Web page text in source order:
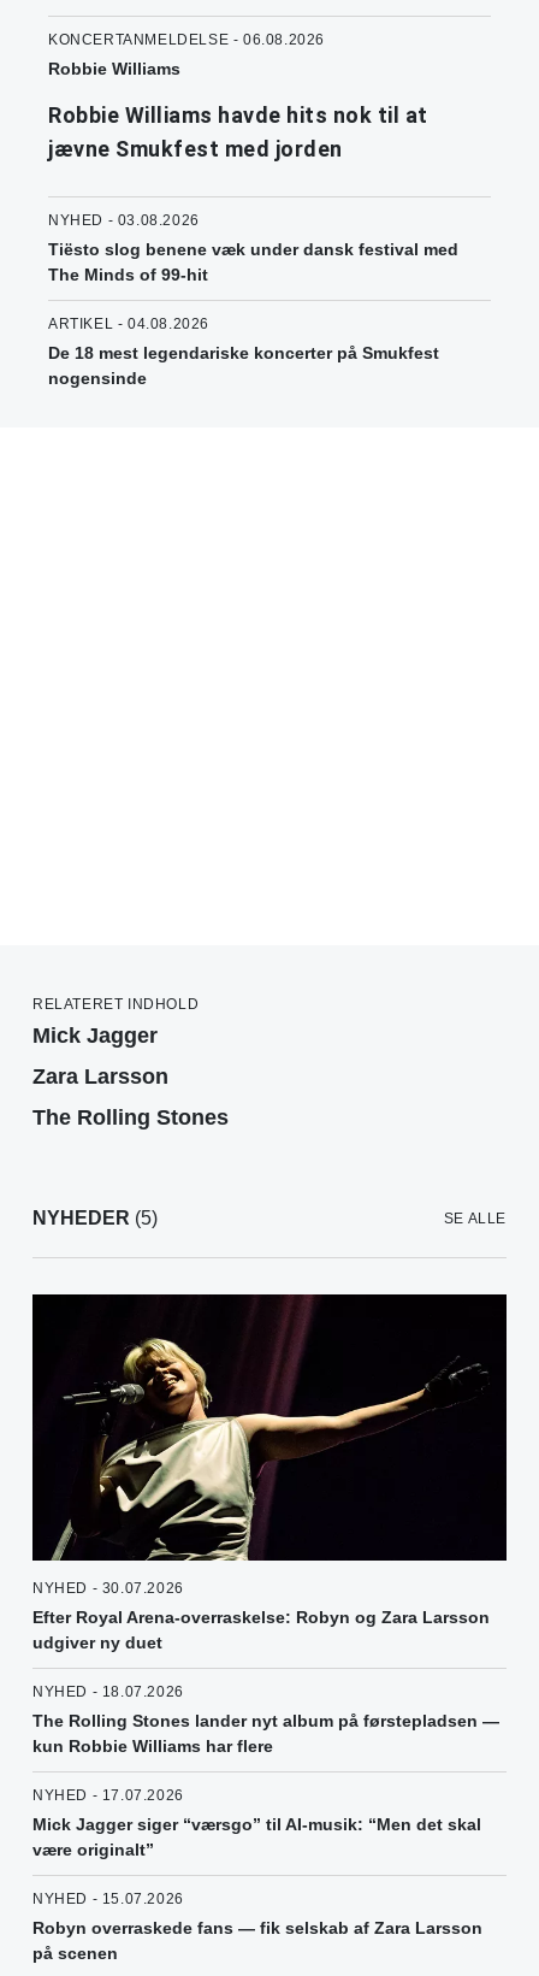
KONCERTANMELDELSE - 06.08.2026
Robbie Williams
Robbie Williams havde hits nok til at
jævne Smukfest med jorden
NYHED - 03.08.2026
Tiësto slog benene væk under dansk festival med
The Minds of 99-hit
ARTIKEL - 04.08.2026
De 18 mest legendariske koncerter på Smukfest
nogensinde
RELATERET INDHOLD
Mick Jagger
Zara Larsson
The Rolling Stones
NYHEDER (5) SE ALLE
NYHED - 30.07.2026
Efter Royal Arena-overraskelse: Robyn og Zara Larsson
udgiver ny duet
NYHED - 18.07.2026
The Rolling Stones lander nyt album på førstepladsen —
kun Robbie Williams har flere
NYHED - 17.07.2026
Mick Jagger siger “værsgo” til AI-musik: “Men det skal
være originalt”
NYHED - 15.07.2026
Robyn overraskede fans — fik selskab af Zara Larsson
på scenen